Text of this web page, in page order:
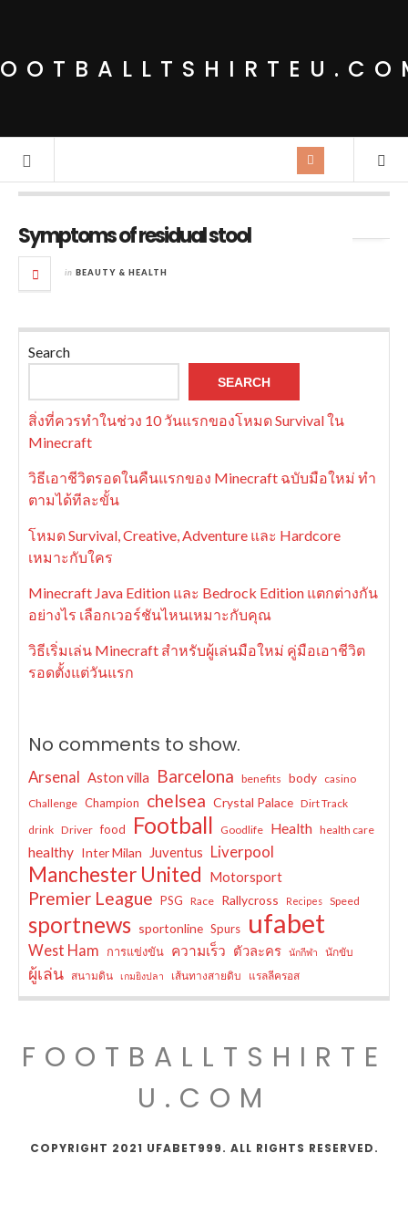
Symptoms of residual stool
in BEAUTY & HEALTH
Search
SEARCH
สิ่งที่ควรทำในช่วง 10 วันแรกของโหมด Survival ใน
Minecraft
วิธีเอาชีวิตรอดในคืนแรกของ Minecraft ฉบับมือใหม่ ทำ
ตามได้ทีละขั้น
โหมด Survival, Creative, Adventure และ Hardcore
เหมาะกับใคร
Minecraft Java Edition และ Bedrock Edition แตกต่างกัน
อย่างไร เลือกเวอร์ชันไหนเหมาะกับคุณ
วิธีเริ่มเล่น Minecraft สำหรับผู้เล่นมือใหม่ คู่มือเอาชีวิต
รอดตั้งแต่วันแรก
No comments to show.
Arsenal Aston villa Barcelona benefits body casino
Challenge Champion chelsea Crystal Palace Dirt Track
drink Driver food Football Goodlife Health health care
healthy Inter Milan Juventus Liverpool
Manchester United Motorsport
Premier League PSG Race Rallycross Recipes Speed
sportnews sportonline Spurs ufabet
West Ham การแข่งขัน ความเร็ว ตัวละคร นักกีฬา นักขับ
ผู้เล่น สนามดิน เกมยิงปลา เส้นทางสายดิบ แรลลีครอส
FOOTBALLTSHIRTE
U.COM
COPYRIGHT 2021 UFABET999. ALL RIGHTS RESERVED.